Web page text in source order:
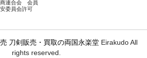
商連合会 会員
委員会許可
刀剣販売・買取の両国永楽堂 Eirakudo All
rights reserved.